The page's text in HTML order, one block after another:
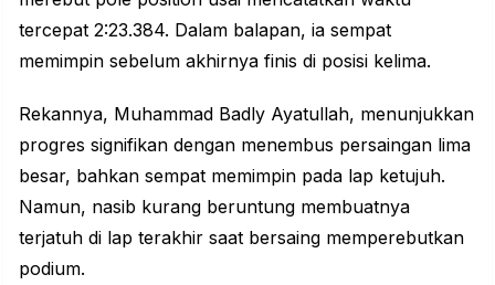
tercepat 2:23.384. Dalam balapan, ia sempat
memimpin sebelum akhirnya finis di posisi kelima.
Rekannya, Muhammad Badly Ayatullah, menunjukkan
progres signifikan dengan menembus persaingan lima
besar, bahkan sempat memimpin pada lap ketujuh.
Namun, nasib kurang beruntung membuatnya
terjatuh di lap terakhir saat bersaing memperebutkan
podium.